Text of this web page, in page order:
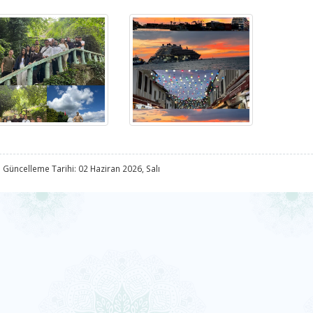
Güncelleme Tarihi: 02 Haziran 2026, Salı